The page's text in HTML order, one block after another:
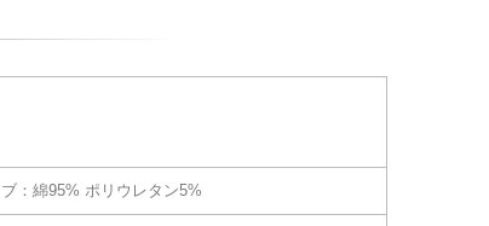
：綿95% ポリウレタン5%